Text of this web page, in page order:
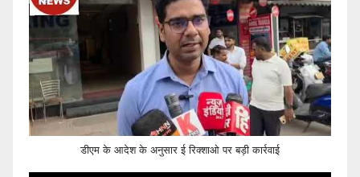
डीएम के आदेश के अनुसार ई रिक्शाओ पर बड़ी कार्रवाई